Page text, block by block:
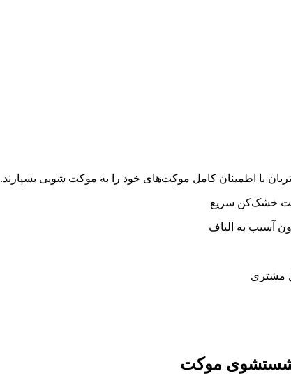
با اطمینان کامل موکت‌های خود را به موکت شویی بسپارند.
خشک‌کن سریع
آسیب به الیاف
مشتری
موکت